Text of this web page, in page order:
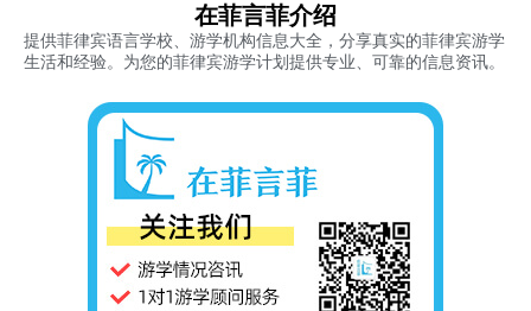
在菲言菲介绍
提供菲律宾语言学校、游学机构信息大全，分享真实的菲律宾游学
生活和经验。为您的菲律宾游学计划提供专业、可靠的信息资讯。